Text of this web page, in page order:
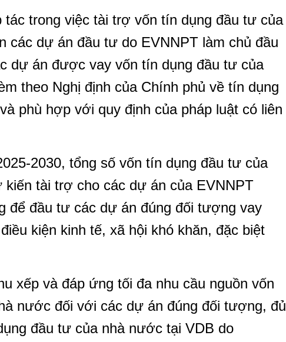
tác trong việc tài trợ vốn tín dụng đầu tư của
các dự án đầu tư do EVNNPT làm chủ đầu
dự án được vay vốn tín dụng đầu tư của
theo Nghị định của Chính phủ về tín dụng
phù hợp với quy định của pháp luật có liên
2030, tổng số vốn tín dụng đầu tư của
tài trợ cho các dự án của EVNNPT
để đầu tư các dự án đúng đối tượng vay
kiện kinh tế, xã hội khó khăn, đặc biệt
xếp và đáp ứng tối đa nhu cầu nguồn vốn
nước đối với các dự án đúng đối tượng, đủ
đầu tư của nhà nước tại VDB do